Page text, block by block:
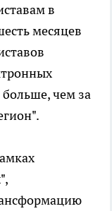
в
месяцев
чем за